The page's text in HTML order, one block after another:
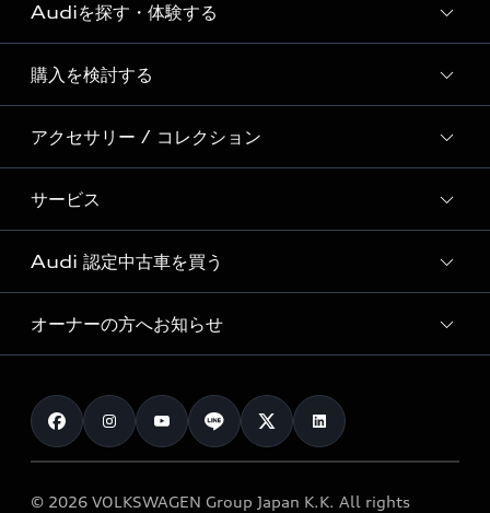
Audi ブランド
Story of Progress
Audi Sport
Formula 1®
デジタルサービス
Audiを探す・体験する
ディーラー検索
新車在庫検索
試乗車・展示車検索
見積り依頼
試乗予約
購入を検討する
モデル一覧
特別仕様モデル / 限定モデル
e-tronラインアップ
価格シミュレーション
車両比較
カタログ一覧
アクセサリー / コレクション
純正アクセサリー
オンラインショップ
Audi collection
アウディナビアプリ
サービス
サービス入庫予約
サービスプログラム
メンテナンス
車検 / 定期点検
e-tronアフターサポート
Audi 認定中古車を買う
Audi認定中古車
クオリティ
保証
メンテナンス
オーナーの方へお知らせ
お知らせ
オーナー様向けキャンペーン
© 2026 VOLKSWAGEN Group Japan K.K. All rights